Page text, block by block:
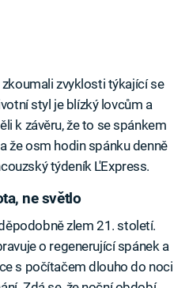
zvyklosti týkající se
styl je blízký lovcům a
k závěru, že to se spánkem
že osm hodin spánku denně
týdeník L'Express.
ne světlo
zlem 21. století.
o regenerující spánek a
s počítačem dlouho do noci